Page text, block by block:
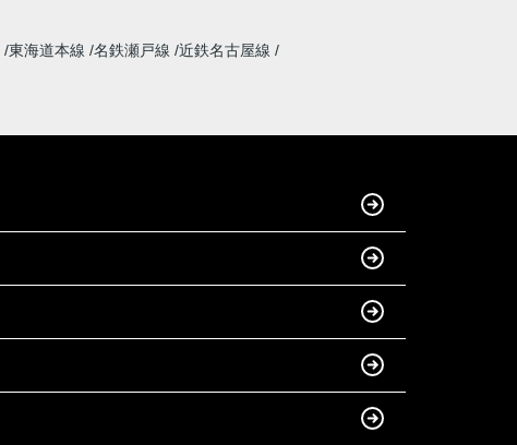
東海道本線 名鉄瀬戸線 近鉄名古屋線